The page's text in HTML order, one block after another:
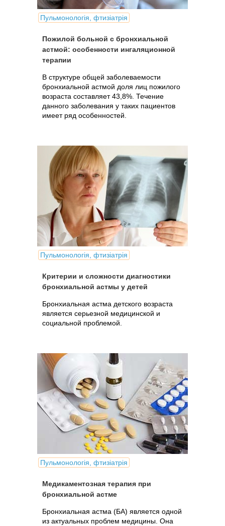
Пульмонологія, фтизіатрія
Пожилой больной с бронхиальной
астмой: особенности ингаляционной
терапии
В структуре общей заболеваемости
бронхиальной астмой доля лиц пожилого
возраста составляет 43,8%. Течение
данного заболевания у таких пациентов
имеет ряд особенностей.
Пульмонологія, фтизіатрія
Критерии и сложности диагностики
бронхиальной астмы у детей
Бронхиальная астма детского возраста
является серьезной медицинской и
социальной проблемой.
Пульмонологія, фтизіатрія
Медикаментозная терапия при
бронхиальной астме
Бронхиальная астма (БА) является одной
из актуальных проблем медицины. Она